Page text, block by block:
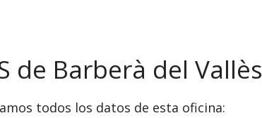
de Barberà del Vallès
todos los datos de esta oficina: